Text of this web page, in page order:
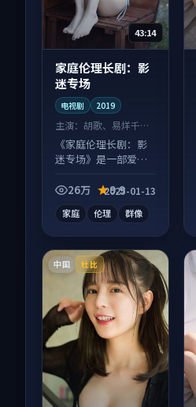
43:14
家庭伦理长剧：影
迷专场
电视剧 2019
主演： 胡歌、易烊千玺
等
《家庭伦理长剧：影
迷专场》是一部爱情
紧凑信息量大，适合
26万 9.9
2025-01-13
家庭 伦理 群像
中国 杜比